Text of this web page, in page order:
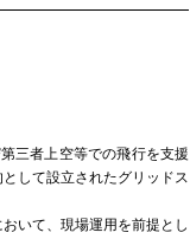
三者上空等での飛行を支援
して設立されたグリッドス
いて、現場運用を前提とし